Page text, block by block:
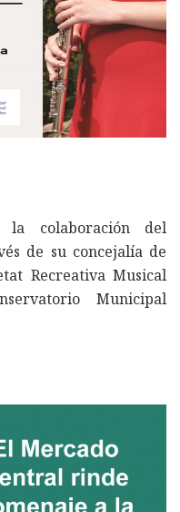
la colaboración del
de su concejalía de
Recreativa Musical
Municipal